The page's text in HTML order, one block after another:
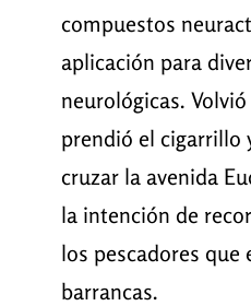
compuestos
aplicación para
neurológicas.
prendió el cigarrillo
cruzar la avenida
la intención de
los pescadores que
barrancas.